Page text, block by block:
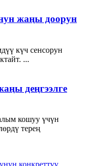
жаңы доорун
күч сенсорун
...
деңгээлге
кошуу үчүн
терең